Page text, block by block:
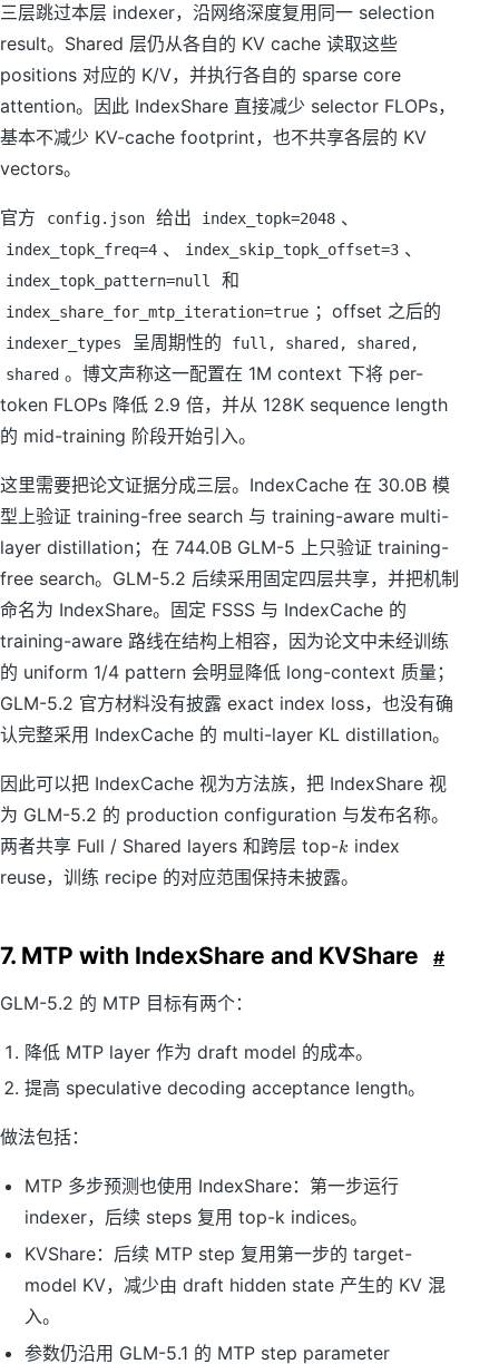
三层跳过本层 indexer，沿网络深度复用同一 selection
result。Shared 层仍从各自的 KV cache 读取这些
positions 对应的 K/V，并执行各自的 sparse core
attention。因此 IndexShare 直接减少 selector FLOPs，
基本不减少 KV-cache footprint，也不共享各层的 KV
vectors。
官方 config.json 给出 index_topk=2048 、
index_topk_freq=4 、 index_skip_topk_offset=3 、
index_topk_pattern=null 和
index_share_for_mtp_iteration=true ；offset 之后的
indexer_types 呈周期性的
full, shared, shared,
shared 。博文声称这一配置在 1M context 下将 per-
token FLOPs 降低 2.9 倍，并从 128K sequence length
的 mid-training 阶段开始引入。
这里需要把论文证据分成三层。IndexCache 在 30.0B 模
型上验证 training-free search 与 training-aware multi-
layer distillation；在 744.0B GLM-5 上只验证 training-
free search。GLM-5.2 后续采用固定四层共享，并把机制
命名为 IndexShare。固定 FSSS 与 IndexCache 的
training-aware 路线在结构上相容，因为论文中未经训练
的 uniform 1/4 pattern 会明显降低 long-context 质量；
GLM-5.2 官方材料没有披露 exact index loss，也没有确
认完整采用 IndexCache 的 multi-layer KL distillation。
因此可以把 IndexCache 视为方法族，把 IndexShare 视
为 GLM-5.2 的 production configuration 与发布名称。
两者共享 Full / Shared layers 和跨层 top-k
k index
reuse，训练 recipe 的对应范围保持未披露。
7. MTP with IndexShare and KVShare #
GLM-5.2 的 MTP 目标有两个：
降低 MTP layer 作为 draft model 的成本。
提高 speculative decoding acceptance length。
做法包括：
MTP 多步预测也使用 IndexShare：第一步运行
indexer，后续 steps 复用 top-k indices。
KVShare：后续 MTP step 复用第一步的 target-
model KV，减少由 draft hidden state 产生的 KV 混
入。
参数仍沿用 GLM-5.1 的 MTP step parameter